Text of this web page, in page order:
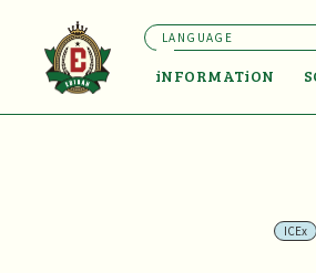
iNFORMATiON
LANGUAGE
ICEx